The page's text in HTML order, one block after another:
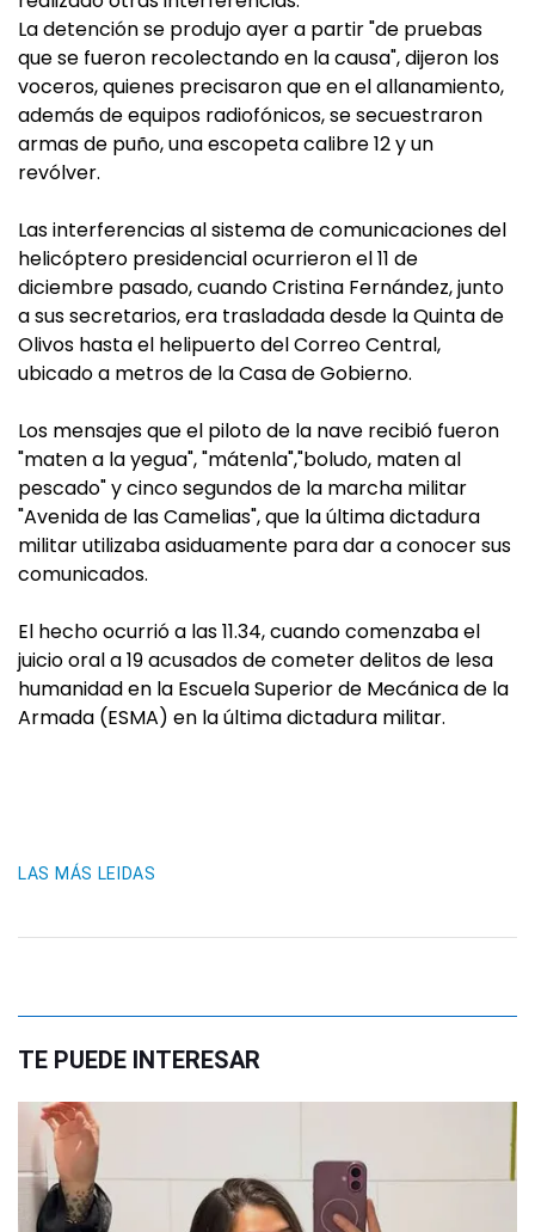
La detención se produjo ayer a partir "de pruebas
que se fueron recolectando en la causa", dijeron los
voceros, quienes precisaron que en el allanamiento,
además de equipos radiofónicos, se secuestraron
armas de puño, una escopeta calibre 12 y un
revólver.
Las interferencias al sistema de comunicaciones del
helicóptero presidencial ocurrieron el 11 de
diciembre pasado, cuando Cristina Fernández, junto
a sus secretarios, era trasladada desde la Quinta de
Olivos hasta el helipuerto del Correo Central,
ubicado a metros de la Casa de Gobierno.
Los mensajes que el piloto de la nave recibió fueron
"maten a la yegua", "mátenla","boludo, maten al
pescado" y cinco segundos de la marcha militar
"Avenida de las Camelias", que la última dictadura
militar utilizaba asiduamente para dar a conocer sus
comunicados.
El hecho ocurrió a las 11.34, cuando comenzaba el
juicio oral a 19 acusados de cometer delitos de lesa
humanidad en la Escuela Superior de Mecánica de la
Armada (ESMA) en la última dictadura militar.
LAS MÁS LEIDAS
TE PUEDE INTERESAR